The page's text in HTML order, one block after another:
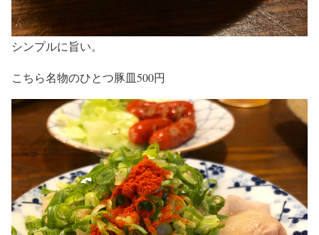
シンプルに旨い。
こちら名物のひとつ豚皿500円